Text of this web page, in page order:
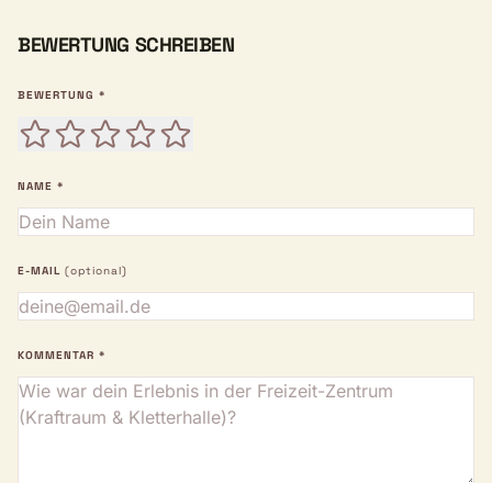
BEWERTUNG SCHREIBEN
BEWERTUNG *
NAME *
E-MAIL (optional)
KOMMENTAR *